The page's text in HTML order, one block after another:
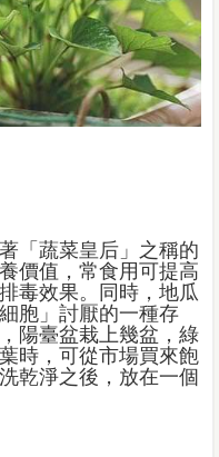
「蔬菜皇后」之稱的
價值，常食用可提高
毒效果。同時，地瓜
胞」討厭的一種存
陽臺盆栽上幾盆，綠
時，可從市場買來飽
乾淨之後，放在一個